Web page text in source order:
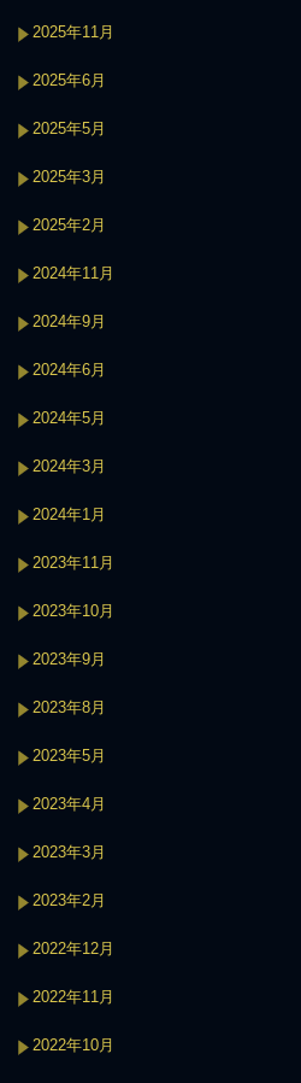
2025年11月
2025年6月
2025年5月
2025年3月
2025年2月
2024年11月
2024年9月
2024年6月
2024年5月
2024年3月
2024年1月
2023年11月
2023年10月
2023年9月
2023年8月
2023年5月
2023年4月
2023年3月
2023年2月
2022年12月
2022年11月
2022年10月